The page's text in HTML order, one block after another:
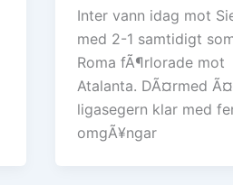
Inter vann idag mot
med 2-1 samtidigt
Roma fÃ¶rlorade mot
Atalanta. DÃ¤rmed
ligasegern klar med
omgÃ¥ngar